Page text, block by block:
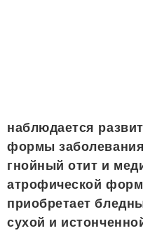
наблюдается
формы
гнойный отит и
атрофической
приобретает
сухой и